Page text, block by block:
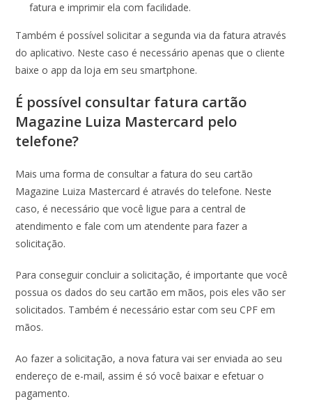
fatura e imprimir ela com facilidade.
Também é possível solicitar a segunda via da fatura através
do aplicativo. Neste caso é necessário apenas que o cliente
baixe o app da loja em seu smartphone.
É possível consultar fatura cartão
Magazine Luiza Mastercard pelo
telefone?
Mais uma forma de consultar a fatura do seu cartão
Magazine Luiza Mastercard é através do telefone. Neste
caso, é necessário que você ligue para a central de
atendimento e fale com um atendente para fazer a
solicitação.
Para conseguir concluir a solicitação, é importante que você
possua os dados do seu cartão em mãos, pois eles vão ser
solicitados. Também é necessário estar com seu CPF em
mãos.
Ao fazer a solicitação, a nova fatura vai ser enviada ao seu
endereço de e-mail, assim é só você baixar e efetuar o
pagamento.